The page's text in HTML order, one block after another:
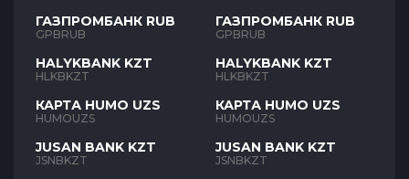
ГАЗПРОМБАНК RUB
GPBRUB
HALYKBANK KZT
HLKBKZT
КАРТА HUMO UZS
HUMOUZS
JUSAN BANK KZT
JSNBKZT
ГАЗПРОМБАНК RUB
GPBRUB
HALYKBANK KZT
HLKBKZT
КАРТА HUMO UZS
HUMOUZS
JUSAN BANK KZT
JSNBKZT